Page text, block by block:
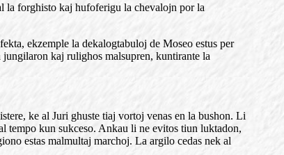
la forghisto kaj hufoferigu la chevalojn por la
ekzemple la dekalogtabuloj de Moseo estus per
kaj rulighos malsupren, kuntirante la
ke al Juri ghuste tiaj vortoj venas en la bushon. Li
tempo kun sukceso. Ankau li ne evitos tiun luktadon,
estas malmultaj marchoj. La argilo cedas nek al